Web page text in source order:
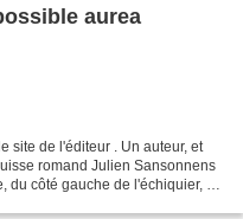
aurea
site de l'éditeur . Un auteur, et
romand Julien Sansonnens
côté gauche de l'échiquier, et